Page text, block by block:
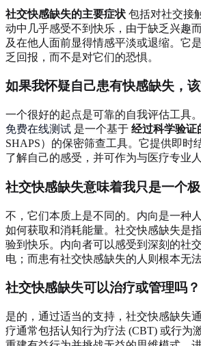
社交快感缺失的主要症状 包括对社交接
动中几乎感受不到快乐，由于缺乏兴趣
及在他人面前显得情感平淡或退缩。它
乏回报，而不是对它们的恐惧。
如果我怀疑自己患有快感缺失，
一个很好的起点是可靠的自我评估工具
免费在线测试 是一个基于 经过科学验证
SHAPS）的保密筛查工具。它提供即时
了解自己的感受，并可作为与医疗专业
社交快感缺失意味着我只是一个
不，它们本质上是不同的。内向是一种
如何获取和消耗能量。社交快感缺失是
验到快乐。内向者可以感受到深刻的社
电；而患有社交快感缺失的人则根本无
社交快感缺失可以治疗或管理吗？
是的，通过适当的支持，社交快感缺失
疗通常包括认知行为疗法 (CBT) 或行为